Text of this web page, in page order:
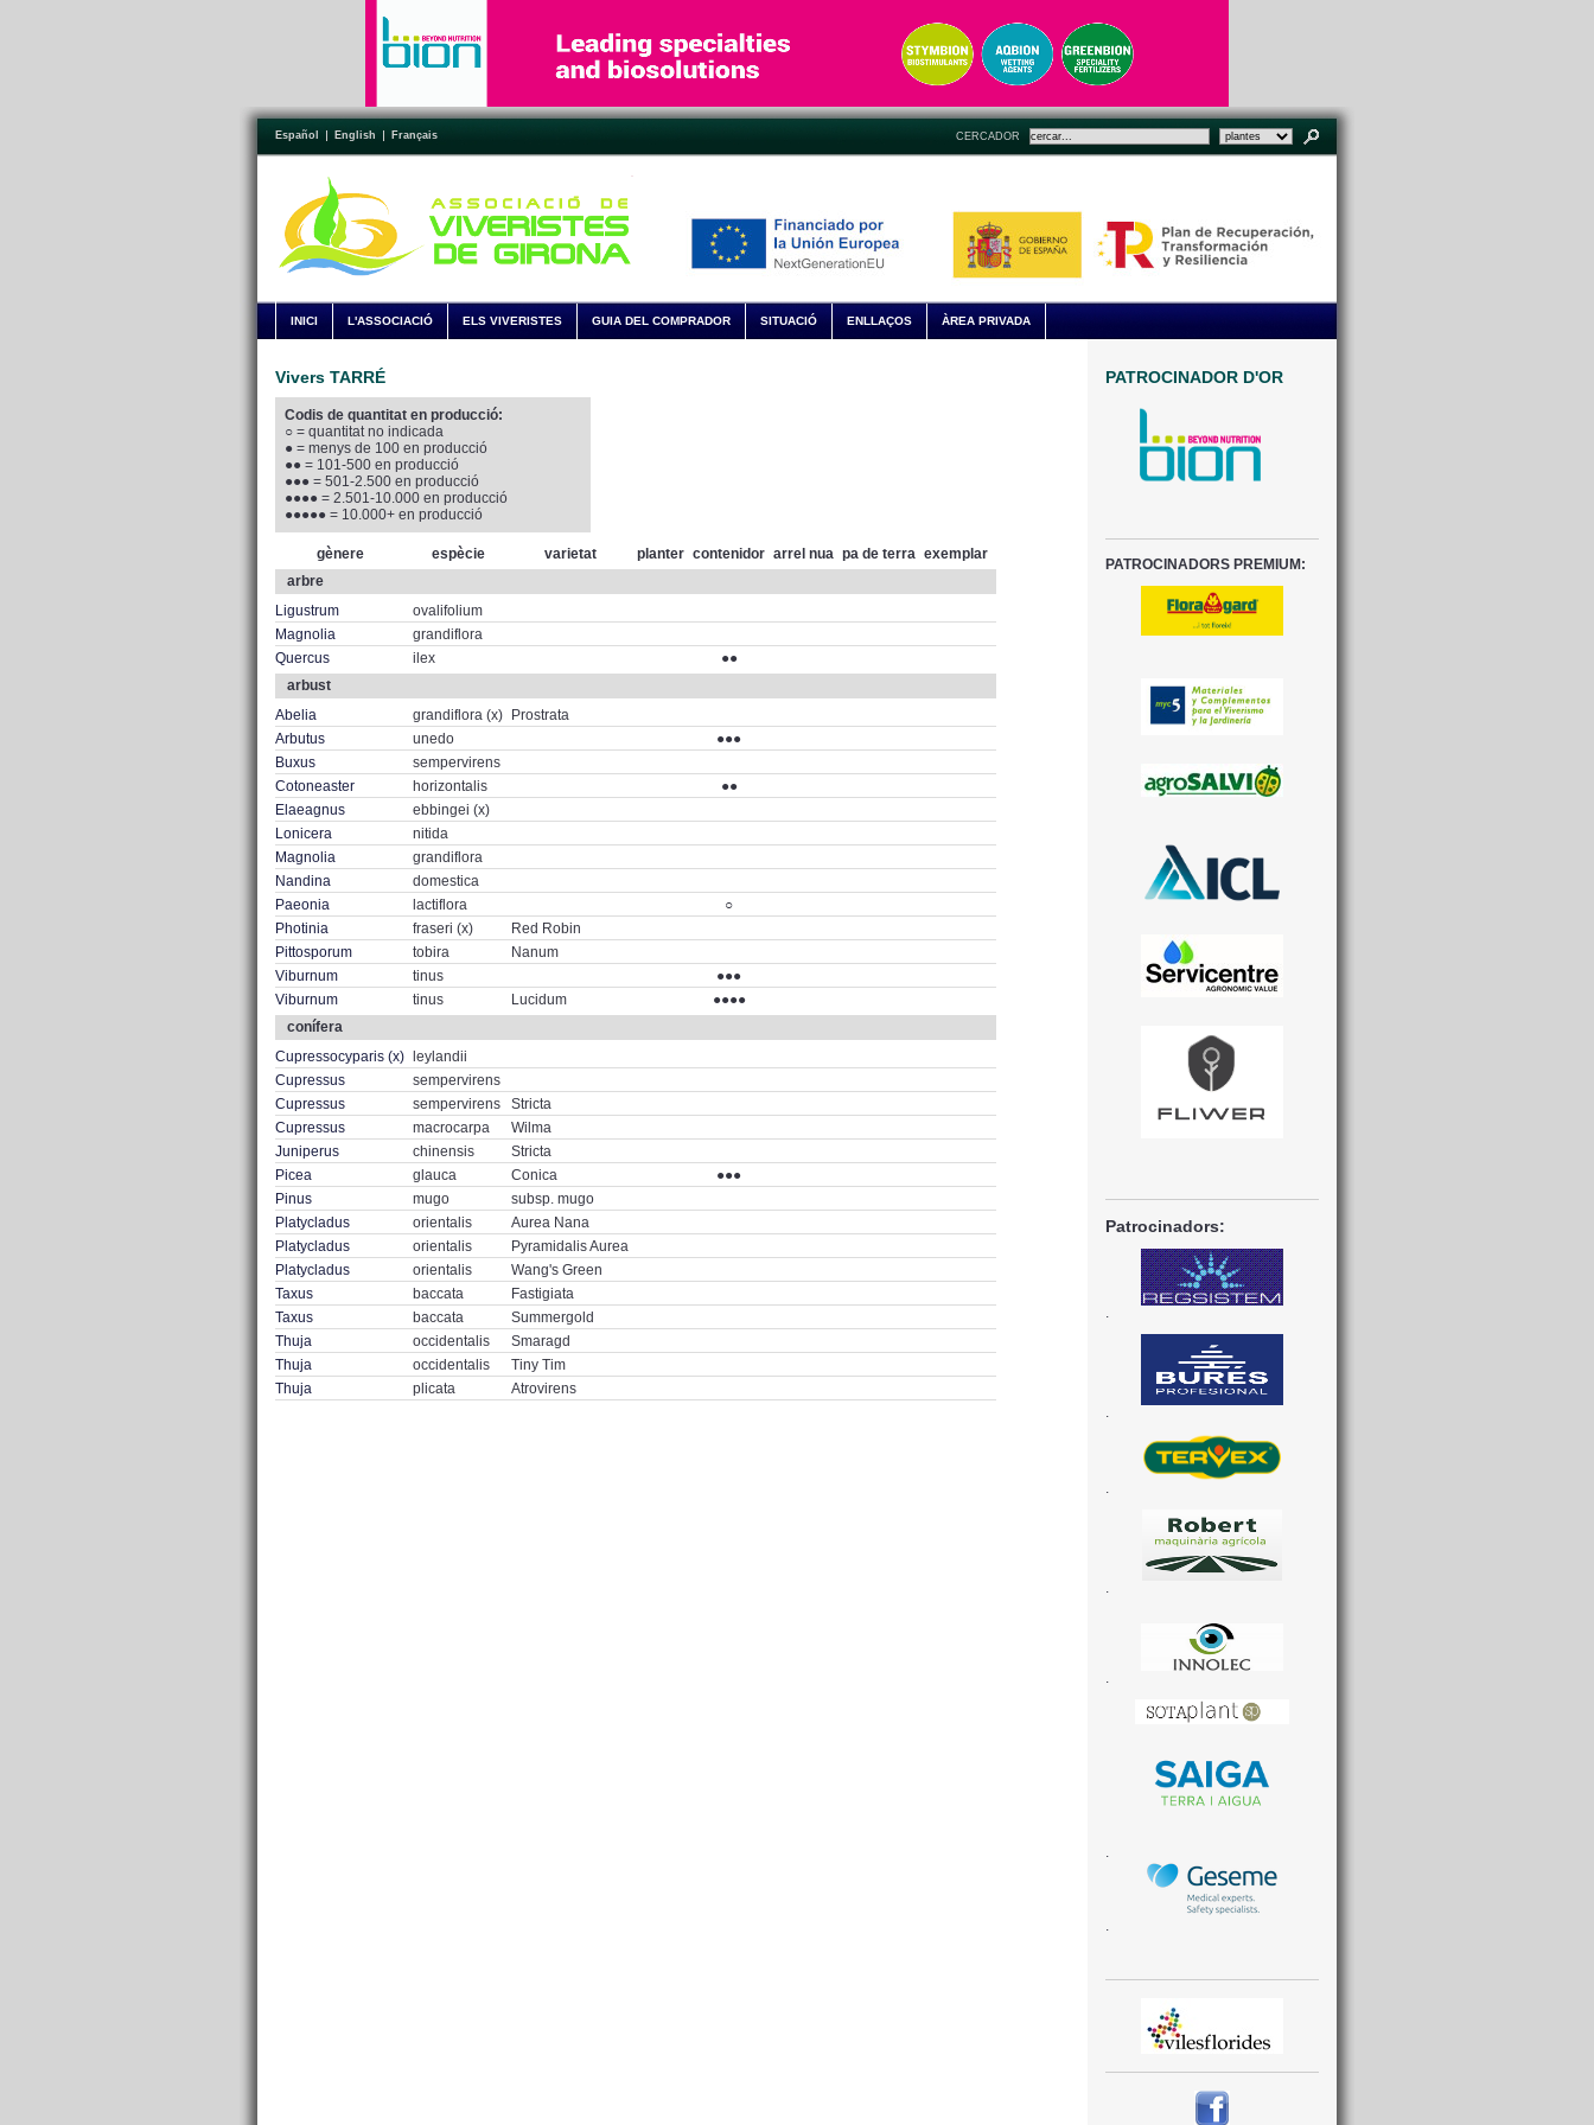
Español English Français CERCADOR
INICI L'ASSOCIACIÓ ELS VIVERISTES GUIA DEL COMPRADOR SITUACIÓ ENLLAÇOS ÀREA PRIVADA
Vivers TARRÉ
Codis de quantitat en producció:
○ = quantitat no indicada
● = menys de 100 en producció
●● = 101-500 en producció
●●● = 501-2.500 en producció
●●●● = 2.501-10.000 en producció
●●●●● = 10.000+ en producció
gènere espècie varietat planter contenidor arrel nua pa de terra exemplar
arbre
Ligustrum
ovalifolium
Magnolia
grandiflora
Quercus
ilex
●●
arbust
Abelia
grandiflora (x)
Prostrata
Arbutus
unedo
●●●
Buxus
sempervirens
Cotoneaster
horizontalis
●●
Elaeagnus
ebbingei (x)
Lonicera
nitida
Magnolia
grandiflora
Nandina
domestica
Paeonia
lactiflora
○
Photinia
fraseri (x)
Red Robin
Pittosporum
tobira
Nanum
Viburnum
tinus
●●●
Viburnum
tinus Lucidum
●●●●
conífera
Cupressocyparis (x)
leylandii
Cupressus
sempervirens
Cupressus
sempervirens
Stricta
Cupressus
macrocarpa
Wilma
Juniperus
chinensis
Stricta
Picea
glauca Conica
●●●
Pinus
mugo
subsp. mugo
Platycladus
orientalis
Aurea Nana
Platycladus
orientalis
Pyramidalis Aurea
Platycladus
orientalis
Wang's Green
Taxus
baccata
Fastigiata
Taxus
baccata
Summergold
Thuja
occidentalis
Smaragd
Thuja
occidentalis
Tiny Tim
Thuja
plicata Atrovirens
PATROCINADOR D'OR
PATROCINADORS PREMIUM:
Patrocinadors:
.
.
.
.
.
.
.